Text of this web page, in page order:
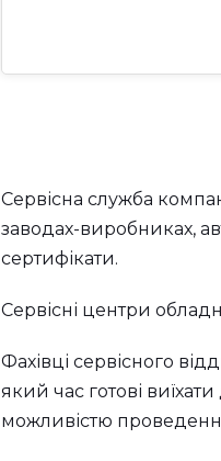
Сервісна служба
заводах-виробниках,
сертифікати.
Сервісні центри
Фахівці сервісного
який час готові
можливістю